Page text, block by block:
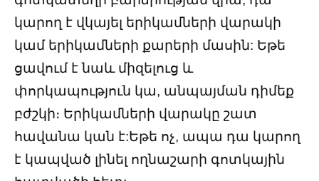
կարող է վկայել երիկամների վարակի
կամ երիկամների քարերի մասին: Եթե ​​
ցավում է նաև միզելուց և
փորկապություն կա, անպայման դիմեք
բժշկի։ Երիկամների վարակը շատ
հավանա կան է:Եթե ​​ոչ, ապա դա կարող
է կապված լինել ողնաշարի գոտկային